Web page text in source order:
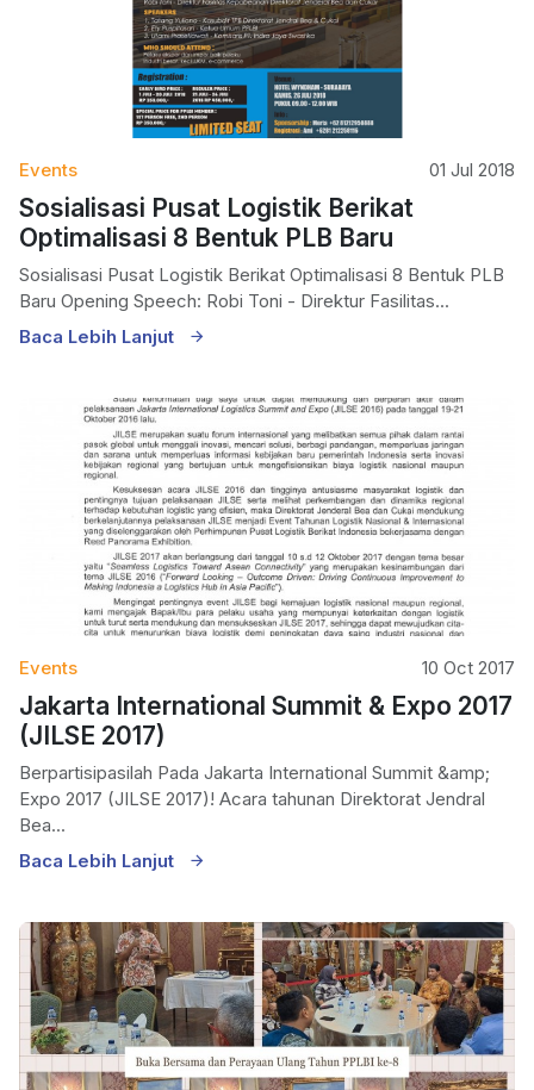
Events 01 Jul 2018
Sosialisasi Pusat Logistik Berikat
Optimalisasi 8 Bentuk PLB Baru
Sosialisasi Pusat Logistik Berikat Optimalisasi 8 Bentuk PLB
Baru Opening Speech: Robi Toni - Direktur Fasilitas...
Baca Lebih Lanjut
Events 10 Oct 2017
Jakarta International Summit & Expo 2017
(JILSE 2017)
Berpartisipasilah Pada Jakarta International Summit &amp;
Expo 2017 (JILSE 2017)! Acara tahunan Direktorat Jendral
Bea...
Baca Lebih Lanjut